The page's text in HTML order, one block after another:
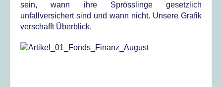
sein, wann ihre Sprösslinge gesetzlich
unfallversichert sind und wann nicht. Unsere Grafik
verschafft Überblick.